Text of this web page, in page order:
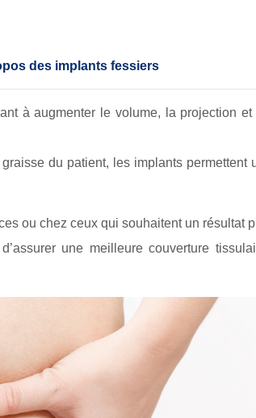
des implants fessiers
à augmenter le volume, la projection
du patient, les implants permettent
ou chez ceux qui souhaitent un résultat
une meilleure couverture